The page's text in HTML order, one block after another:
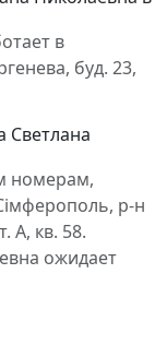
в
буд. 23,
Светлана
номерам,
р-н
А, кв. 58.
ожидает